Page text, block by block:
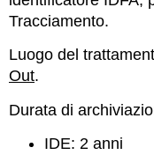
Tracciamento.
Luogo del
Out.
Durata di
IDE: 2 anni